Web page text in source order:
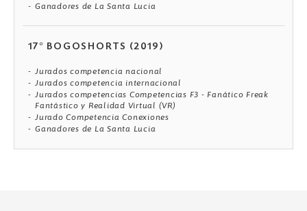
Ganadores de La Santa Lucia
17° BOGOSHORTS (2019)
Jurados competencia nacional
Jurados competencia internacional
Jurados competencias Competencias F3 - Fanático Freak
Fantástico y Realidad Virtual (VR)
Jurado Competencia Conexiones
Ganadores de La Santa Lucia